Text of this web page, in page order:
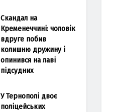
Скандал на
Кременеччині: чоловік
вдруге побив
колишню дружину і
опинився на лаві
підсудних
У Тернополі двоє
поліцейських